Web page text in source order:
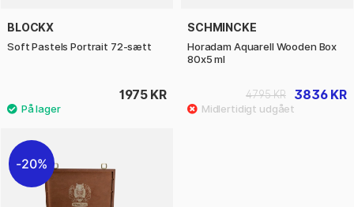
BLOCKX
Soft Pastels Portrait 72-sætt
1975 KR
SCHMINCKE
Horadam Aquarell Wooden Box
80x5 ml
3836 KR
4795 KR
20%